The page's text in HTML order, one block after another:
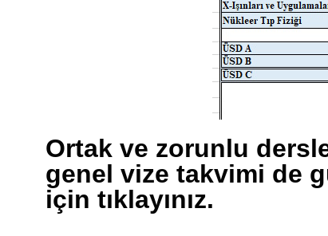
Ortak ve zorunlu
genel vize takvimi de
için tıklayınız.